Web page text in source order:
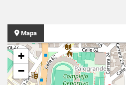
Mapa
+
−